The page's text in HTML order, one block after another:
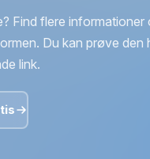
Find flere informationer
Du kan prøve den
link.